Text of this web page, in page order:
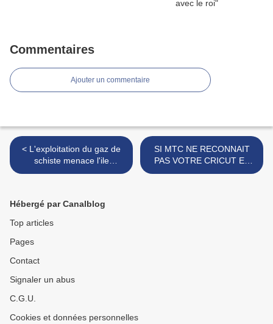
Commentaires
Ajouter un commentaire
< L'exploitation du gaz de
schiste menace l'ile
d'Anticosti
SI MTC NE RECONNAIT
PAS VOTRE CRICUT ET
VOUS DEMANDE
Hébergé par Canalblog
Top articles
Pages
Contact
Signaler un abus
C.G.U.
Cookies et données personnelles